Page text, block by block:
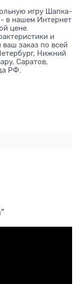
игру Шапка-
в нашем Интернет
цене.
и
заказ по всей
Нижний
Саратов,
РФ.